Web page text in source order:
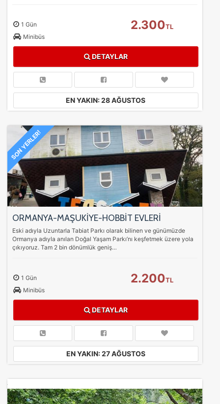
yardımcı olur.
Pazarlama Çerezleri
Size ve ilgi alanlarınıza uygun reklamlar göstermek için
kullanılır. Kapatırsanız reklamları görmeye devam
edersiniz, ancak daha az alakalı olabilirler.
Tercihleri Kaydet
1 Gün
Minibüs
2.300TL
DETAYLAR
EN YAKIN: 28 AĞUSTOS
SON YERLER!
ORMANYA-MAŞUKİYE-HOBBİT EVLERİ
Eski adıyla Uzuntarla Tabiat Parkı olarak bilinen ve günümüzde
Ormanya adıyla anılan Doğal Yaşam Parkı’nı keşfetmek üzere yola
çıkıyoruz. Tam 2 bin dönümlük geniş…
1 Gün
Minibüs
2.200TL
DETAYLAR
EN YAKIN: 27 AĞUSTOS